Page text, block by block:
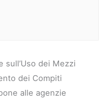
sull’Uso dei Mezzi
dei Compiti
alle agenzie